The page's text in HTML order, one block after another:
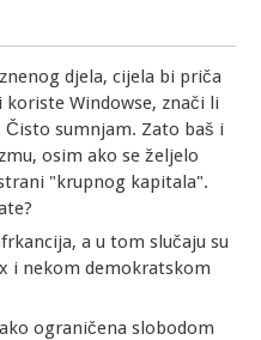
djela, cijela bi priča
Windowse, znači li
sumnjam. Zato baš i
osim ako se željelo
"krupnog kapitala".
a u tom slučaju su
i nekom demokratskom
ograničena slobodom